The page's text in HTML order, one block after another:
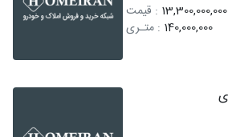
13,300,000,000 : قیمت
140,000,000 : متـری